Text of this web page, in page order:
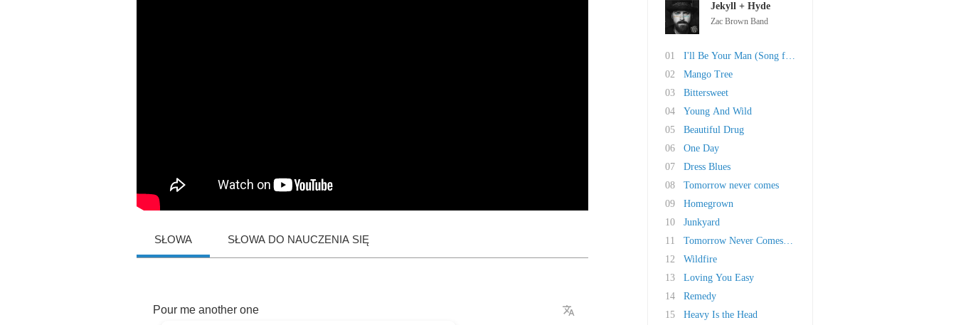
SŁOWA SŁOWA DO NAUCZENIA SIĘ
Pour me another one
Jekyll + Hyde
Zac Brown Band
01
I'll Be Your Man (Song for a Daughter)
02
Mango Tree
03
Bittersweet
04
Young And Wild
05
Beautiful Drug
06
One Day
07
Dress Blues
08
Tomorrow never comes
09
Homegrown
10
Junkyard
11
Tomorrow Never Comes (Acoustic)
12
Wildfire
13
Loving You Easy
14
Remedy
15
Heavy Is the Head